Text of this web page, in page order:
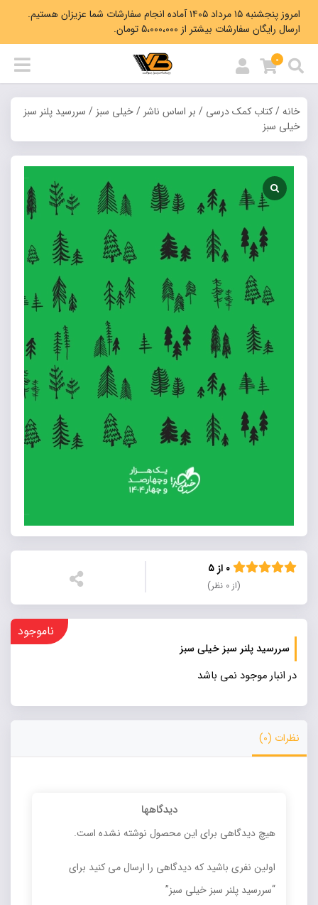
امروز پنجشنبه ۱۵ مرداد ۱۴۰۵ آماده انجام سفارشات شما عزیزان هستیم.
ارسال رایگان سفارشات بیشتر از 5،000،000 تومان.
0
خانه/کتاب کمک درسی / بر اساس ناشر /خیلی سبز / سررسید پلنر سبز
خیلی سبز
(از ۰ نظر)
سررسید پلنر سبز خیلی سبز
ناموجود
در انبار موجود نمی باشد
نظرات (0)
دیدگاهها
هیچ دیدگاهی برای این محصول نوشته نشده است.
اولین نفری باشید که دیدگاهی را ارسال می کنید برای
“سررسید پلنر سبز خیلی سبز”